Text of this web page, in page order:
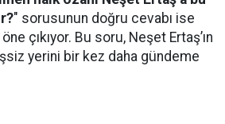
" sorusunun doğru cevabı ise
çıkıyor. Bu soru, Neşet Ertaş’ın
yerini bir kez daha gündeme